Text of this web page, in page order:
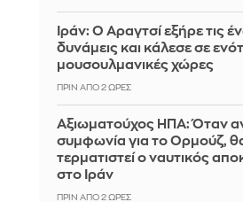
Ιράν: Ο Αραγτσί εξήρε τις
δυνάμεις και κάλεσε σε
μουσουλμανικές χώρες
ΠΡΙΝ ΑΠΌ 2 ΏΡΕΣ
Αξιωματούχος ΗΠΑ: Όταν
συμφωνία για το Ορμούζ,
τερματιστεί ο ναυτικός
στο Ιράν
ΠΡΙΝ ΑΠΌ 2 ΏΡΕΣ